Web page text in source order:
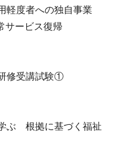
軽度者への独自事業
サービス復帰
修受講試験①
ぶ 根拠に基づく福祉